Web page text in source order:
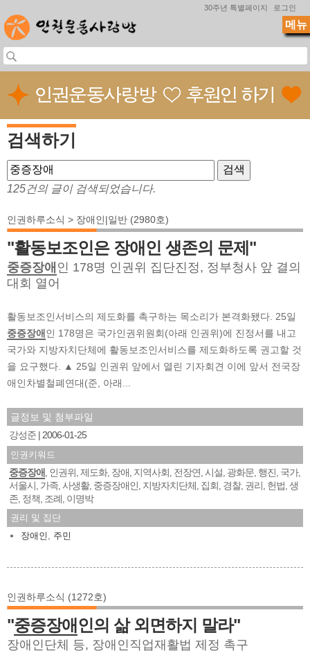
30주년 특별페이지 로그인
검색하기
125건의 글이 검색되었습니다.
인권하루소식 > 장애인|일반 (2980호)
"활동보조인은 장애인 생존의 문제"
중증장애 인 178명 인권위 집단진정, 정부청사 앞 결의
대회 열어
활동보조인서비스의 제도화를 촉구하는 목소리가 본격화됐다. 25일
중증장애 인 178명은 국가인권위원회(아래 인권위)에 진정서를 내고
국가와 지방자치단체에 활동보조인서비스를 제도화하도록 권고할 것
을 요구했다. ▲ 25일 인권위 앞에서 열린 기자회견 이에 앞서 전국장
애인차별철폐연대(준, 아래...
글정보 및 첨부파일
강성준
2006-01-25
인권키워드
중증장애 인권위 제도화, 장애 지역사회 전장연 시설 광화문 행진 국가,
서울시 가족 사생활, 중증장애인 지방자치단체 집회 경찰, 권리 헌법 생
존 정책 조례 이명박
권리 및 집단
장애인
주민
인권하루소식 (1272호)
"중증장애 인의 삶 외면하지 말라"
장애인단체 등, 장애인직업재활법 제정 촉구
메뉴